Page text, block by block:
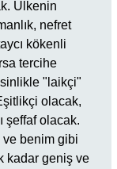
Ülkenin
nefret
kökenli
tercihe
"laikçi"
olacak,
şeffaf olacak.
ve benim gibi
kadar geniş ve